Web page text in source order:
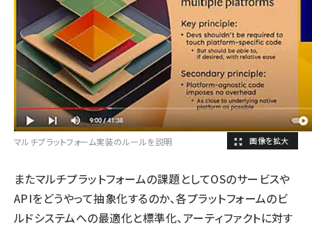
マルチプラットフォーム実装のルールを説明
またマルチプラットフォームの課題としてOSのサービスや
APIをどうやって抽象化するのか、各プラットフォームのビ
ルドシステムへの最適化と標準化、アーティファクトに対す